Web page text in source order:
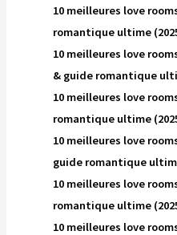
10 meilleures love
romantique ultime
10 meilleures love
& guide romantique
10 meilleures love
romantique ultime
10 meilleures love
guide romantique
10 meilleures love
romantique ultime
10 meilleures love